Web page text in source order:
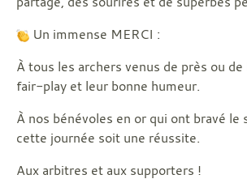
Un immense MERCI :
À tous les archers venus de près ou
fair-play et leur bonne humeur.
À nos bénévoles en or qui ont bravé le
cette journée soit une réussite.
Aux arbitres et aux supporters !